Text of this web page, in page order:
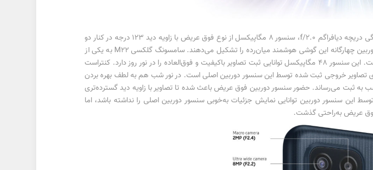
یک سنسور دوربین اصلی با رزولوشن 48 مگاپیکسلی از نوع عریض با گشودگی دریچه دیافراگم f/2.0، سنسور 8 مگاپیکسل از نوع فوق عریض با زاویه دید 123 درجه در کنار دو
سنسور با رزولوشن 2 مگاپیکسل از نوع ماکرو و سنجش عمق، سنسور‌های دوربین چهار‌گانه این گوشی هوشمند میان‌رده را تشکیل می‌دهند. سامسونگ گلکسی M22 به یکی از
قدرتمند‌ترین سنسور‌های دوربین اصلی از نظر میزان رزولوشن مجهز شده است. این سنسور 48 مگاپیکسل توانایی ثبت تصاویر باکیفیت و فوق‌العاده را در نور روز دارد. کنتراست
تصاویر خروجی ثبت شده توسط این سنسور دوربین اصلی است. در نور شب هم به لطف بهره بردن
به ثبت می‌رساند. حضور سنسور دوربین فوق عریض باعث شده تا تصاویر با زاویه دید گسترده‌تری
سنسور دوربین توانایی نمایش جزئیات به‌خوبی سنسور دوربین اصلی را نداشته باشد، اما
فوق عریض به‌راحتی گذشت.